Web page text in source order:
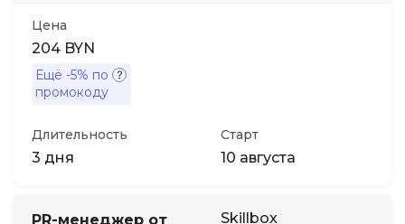
Цена
204 BYN
Ещё -5% по
промокоду
Длительность
3 дня
Старт
10 августа
PR-менеджер от
Skillbox